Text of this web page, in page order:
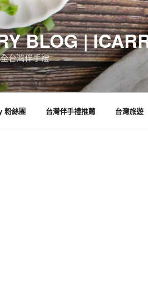
BLOG |
台灣伴手禮
粉絲團 台灣伴手禮推薦 台灣旅遊